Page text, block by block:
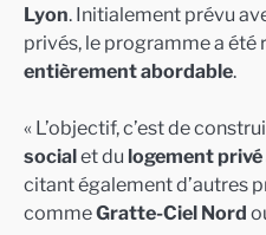
Lyon. Initialement prévu
privés, le programme a été
entièrement abordable.
« L’objectif, c’est de
socialet du logement
citant également d’autres
commeGratte-Ciel Nord